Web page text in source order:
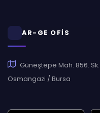
AR-GE OFİS
Güneştepe Mah. 856.
Osmangazi / Bursa